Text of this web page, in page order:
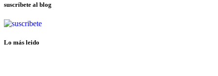
suscríbete al blog
Lo más leido